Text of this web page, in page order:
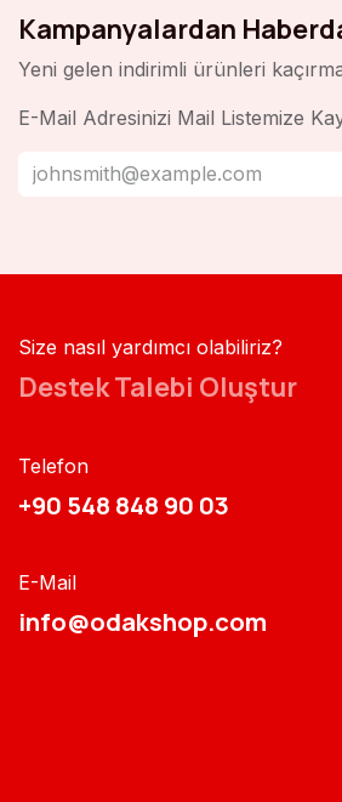
Kampanyalardan
Yeni gelen indirimli ürünleri
E-Mail Adresinizi Mail Listemize
Size nasıl yardımcı olabiliriz?
Destek Talebi Oluştur
Telefon
+90 548 848 90 03​​
E-Mail
info@odakshop.com​